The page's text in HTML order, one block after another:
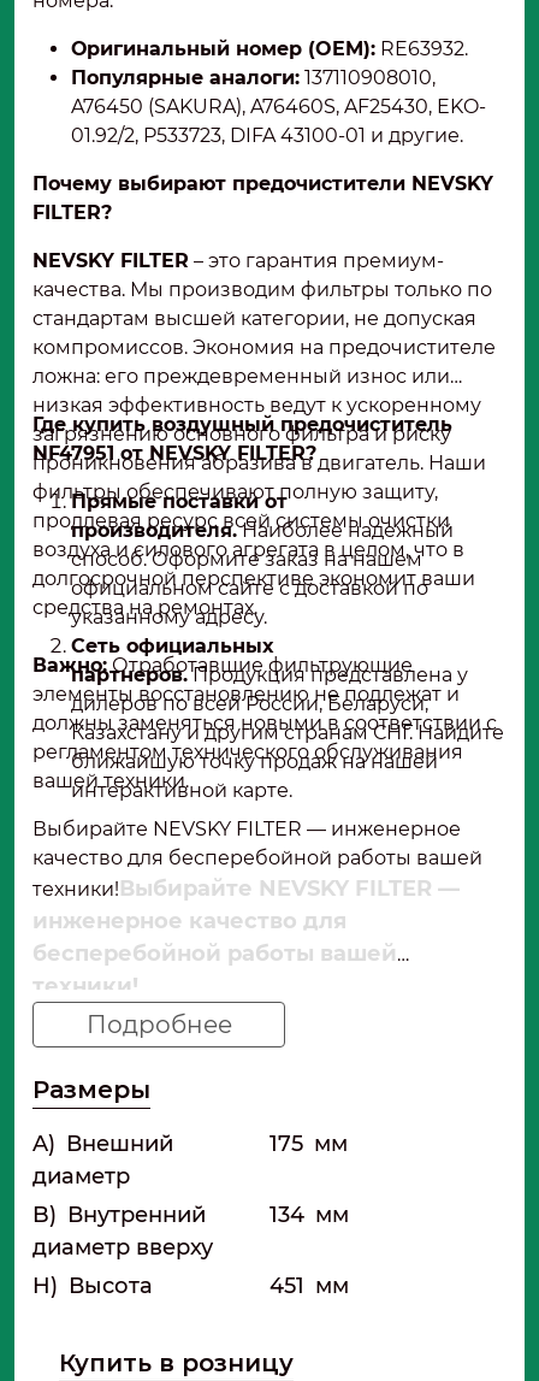
Оригинальный номер (OEM): RE63932.
Популярные аналоги: 137110908010,
A76450 (SAKURA), A76460S, AF25430, EKO-
01.92/2, P533723, DIFA 43100-01 и другие.
Почему выбирают предочистители NEVSKY
FILTER?
NEVSKY FILTER – это гарантия премиум-
качества. Мы производим фильтры только по
стандартам высшей категории, не допуская
компромиссов. Экономия на предочистителе
ложна: его преждевременный износ или
низкая эффективность ведут к ускоренному
загрязнению основного фильтра и риску
проникновения абразива в двигатель. Наши
фильтры обеспечивают полную защиту,
продлевая ресурс всей системы очистки
воздуха и силового агрегата в целом, что в
долгосрочной перспективе экономит ваши
средства на ремонтах.
Где купить воздушный предочиститель
NF47951 от NEVSKY FILTER?
Прямые поставки от
производителя.Наиболее надежный
способ. Оформите заказ на нашем
официальном сайте с доставкой по
указанному адресу.
Сеть официальных
партнеров.Продукция представлена у
дилеров по всей России, Беларуси,
Казахстану и другим странам СНГ. Найдите
ближайшую точку продаж на нашей
интерактивной карте.
Важно:Отработавшие фильтрующие
элементы восстановлению не подлежат и
должны заменяться новыми в соответствии с
регламентом технического обслуживания
вашей техники.
Выбирайте NEVSKY FILTER — инженерное
качество для бесперебойной работы вашей
техники!Выбирайте NEVSKY FILTER —
инженерное качество для
бесперебойной работы вашей
техники!
Подробнее
Размеры
A) Внешний
диаметр
175 мм
B) Внутренний
диаметр вверху
134 мм
H) Высота 451 мм
Купить в розницу